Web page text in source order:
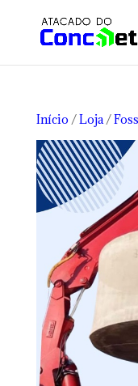
Início /Loja/